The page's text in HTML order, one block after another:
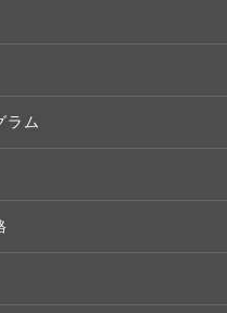
とは
ージ
針・取り組み
施設設備
ンパス
ンキャンパス
来学・オンライン）
ラム
ム
イフ
ール
ポート